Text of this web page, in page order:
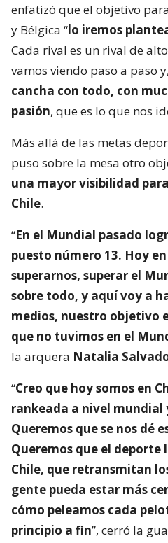
enfatizó que el objetivo
y Bélgica “lo iremos
Cada rival es un rival de
vamos viendo paso a paso
cancha con todo, con
pasión, que es lo que nos
Más allá de las metas
puso sobre la mesa otro
una mayor visibilidad
Chile.
“En el Mundial pasado
puesto número 13. Hoy
superarnos, superar el
sobre todo, y aquí voy a
medios, nuestro objetivo
que no tuvimos en el
la arquera Natalia
“Creo que hoy somos en
rankeada a nivel
Queremos que se nos dé
Queremos que el deporte
Chile, que retransmitan
gente pueda estar más
cómo peleamos cada
principio a fin”, cerró la